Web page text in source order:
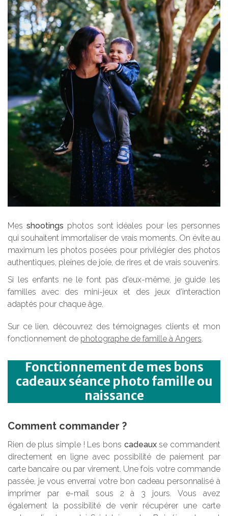
Mes shootings photos sont idéales pour les personnes
qui souhaitent immortaliser de vrais moments. On évite au
maximum les photos posées pour privilégier des photos
authentiques, pleines de joie, de rires et de vrais souvenirs.
Si les enfants ne le font pas d’eux-même, je guide les
familles avec des mini-jeux et des jeux d’interaction
adaptés pour chaque âge.
Sur ce lien, découvrez des témoignages clients et mon
fonctionnement de photographe de famille à Angers
Fonctionnement de mes bons
cadeaux séance photo famille ou
naissance
Comment commander ?
Rien de plus simple ! Les bons cadeauxse commandent
directement en ligne avec possibilité de paiement par
carte bancaire ou par virement. Une fois votre commande
passée, je vous enverrai votre bon cadeau personnalisé à
imprimer par e-mail sous 2 à 3 jours. Vous avez
également la possibilité de venir récupérer une carte